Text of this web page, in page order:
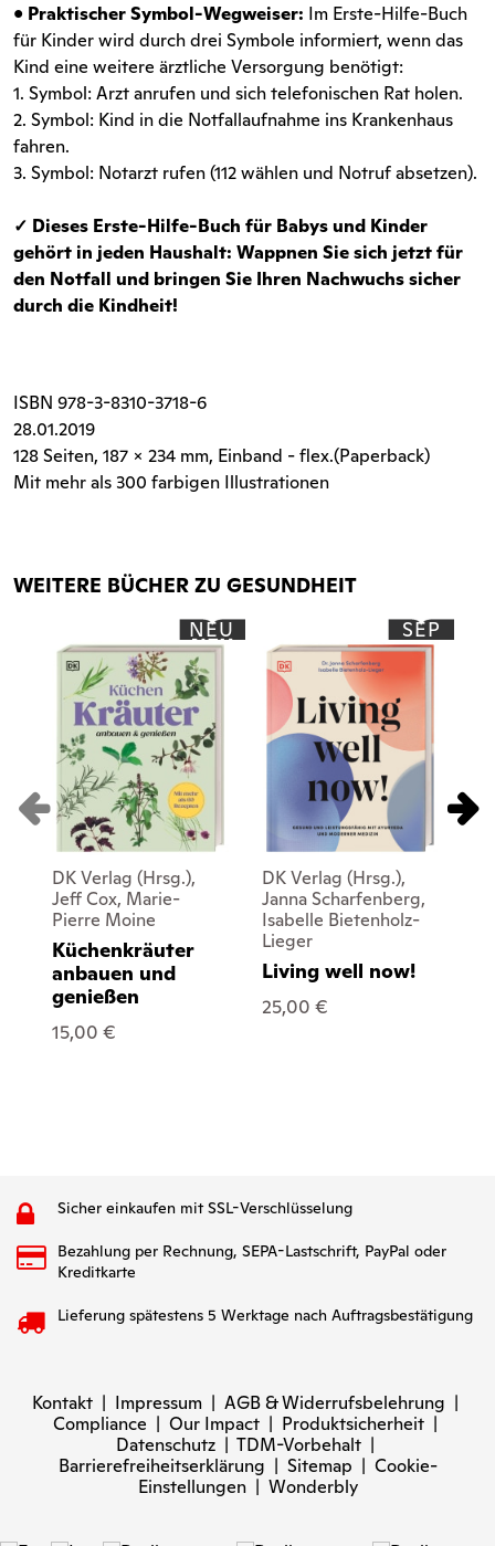
• Praktischer Symbol-Wegweiser: Im Erste-Hilfe-Buch
für Kinder wird durch drei Symbole informiert, wenn das
Kind eine weitere ärztliche Versorgung benötigt:
1. Symbol: Arzt anrufen und sich telefonischen Rat holen.
2. Symbol: Kind in die Notfallaufnahme ins Krankenhaus
fahren.
3. Symbol: Notarzt rufen (112 wählen und Notruf absetzen).
✓ Dieses Erste-Hilfe-Buch für Babys und Kinder
gehört in jeden Haushalt: Wappnen Sie sich jetzt für
den Notfall und bringen Sie Ihren Nachwuchs sicher
durch die Kindheit!
ISBN 978-3-8310-3718-6
28.01.2019
128 Seiten, 187 x 234 mm, Einband - flex.(Paperback)
Mit mehr als 300 farbigen Illustrationen
WEITERE BÜCHER ZU GESUNDHEIT
NEU
DK Verlag (Hrsg.),
Jeff Cox, Marie-
Pierre Moine
Küchenkräuter
anbauen und
genießen
15,00 €
SEP
DK Verlag (Hrsg.),
Janna Scharfenberg,
Isabelle Bietenholz-
Lieger
Living well now!
25,00 €
Sicher einkaufen mit SSL-Verschlüsselung
Bezahlung per Rechnung, SEPA-Lastschrift, PayPal oder
Kreditkarte
Lieferung spätestens 5 Werktage nach Auftragsbestätigung
Kontakt | Impressum | AGB & Widerrufsbelehrung |
Compliance | Our Impact | Produktsicherheit |
Datenschutz | TDM-Vorbehalt |
Barrierefreiheitserklärung | Sitemap | Cookie-
Einstellungen| Wonderbly